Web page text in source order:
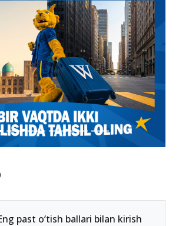
past o‘tish ballari bilan kirish